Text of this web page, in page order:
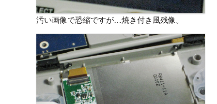
汚い画像で恐縮ですが…焼き付き風残像。